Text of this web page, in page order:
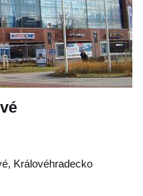
, Královéhradecko